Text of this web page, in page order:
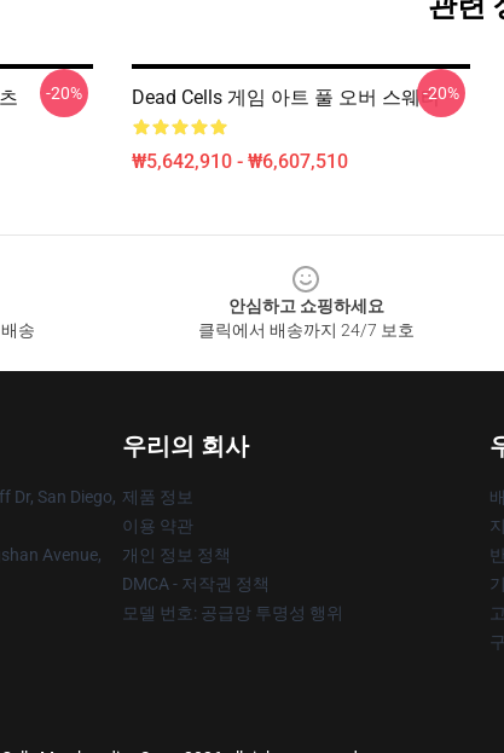
-20% Dead Cells 게임 아트 풀 오버 스웨터
₩5,642,910 - ₩6,607,510
-20%
송
안심하고 쇼핑하세요
클릭에서 배송까지 24/7 보호
Dr, San Diego,
Avenue,
우리의 회사
제품 정보
이용 약관
개인 정보 정책
DMCA - 저작권 정책
모델 번호: 공급망 투명성 행위